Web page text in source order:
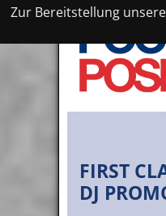
Zur Bereitstellung
FIRST
DJ